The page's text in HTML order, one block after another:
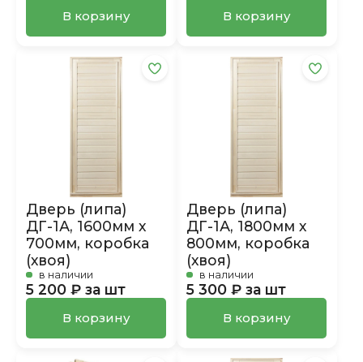
В корзину В корзину
Дверь (липа)
ДГ-1А, 1600мм х
700мм, коробка
(хвоя)
в наличии
5 200 ₽ за шт
В корзину
Дверь (липа)
ДГ-1А, 1800мм х
800мм, коробка
(хвоя)
в наличии
5 300 ₽ за шт
В корзину